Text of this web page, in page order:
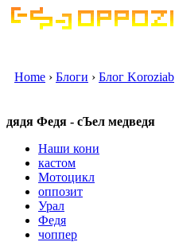
Home › Блоги › Блог Koroziab
дядя Федя - сЪел медведя
Наши кони
кастом
Мотоцикл
оппозит
Урал
Федя
чоппер